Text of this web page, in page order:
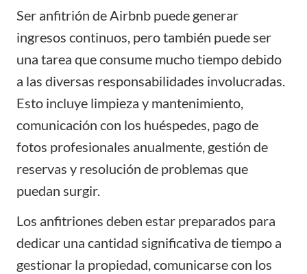
Ser anfitrión de Airbnb puede generar
ingresos continuos, pero también puede ser
una tarea que consume mucho tiempo debido
a las diversas responsabilidades involucradas.
Esto incluye limpieza y mantenimiento,
comunicación con los huéspedes, pago de
fotos profesionales anualmente, gestión de
reservas y resolución de problemas que
puedan surgir.
Los anfitriones deben estar preparados para
dedicar una cantidad significativa de tiempo a
gestionar la propiedad, comunicarse con los